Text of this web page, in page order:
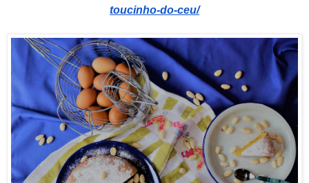
toucinho-do-ceu/